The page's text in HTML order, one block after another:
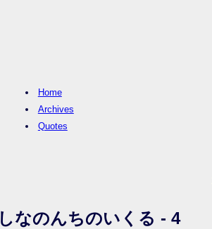
Home
Archives
Quotes
しなのんちのいくる - 4